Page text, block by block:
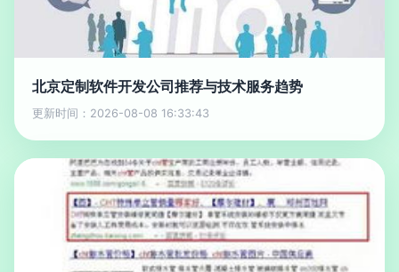
北京定制软件开发公司推荐与技术服务趋势
更新时间：2026-08-08 16:33:43